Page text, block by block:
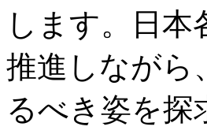
します。日
推進しながら
るべき姿を探